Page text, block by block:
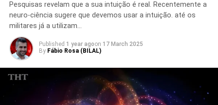
Pesquisas revelam que a sua intuição é real. Recentemente a
neuro-ciência sugere que devemos usar a intuição. até os
militares já a utilizam…
Published 1 year agoon 17 March 2025
By Fábio Rosa (BILAL)